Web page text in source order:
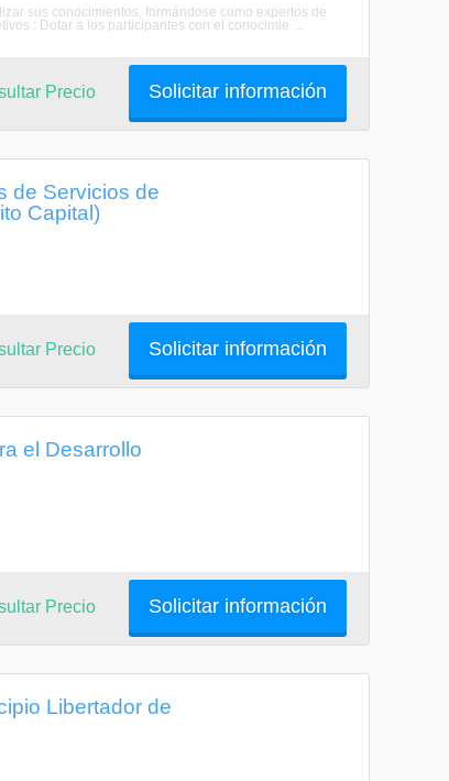
sus conocimientos, formándose como expertos de
: Dotar a los participantes con el conocimie ...
Solicitar información
Precio
de Servicios de
Capital)
Solicitar información
Precio
el Desarrollo
Solicitar información
Precio
Libertador de